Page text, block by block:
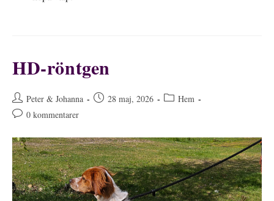
HD-röntgen
Inläggsförfattare:
Peter & Johanna
Inlägget28 maj, 2026 Inläggskategori:
Hem
Kommentarer
inlägget:
0 kommentarer